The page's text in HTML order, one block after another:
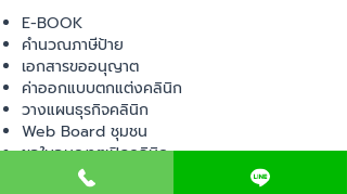
E-BOOK
คำนวณภาษีป้าย
เอกสารขออนุญาต
ค่าออกแบบตกแต่งคลินิก
วางแผนธุรกิจคลินิก
Web Board ชุมชน
ขอใบอนุญาตเปิดคลินิก
ภาษีธุรกิจคลินิก